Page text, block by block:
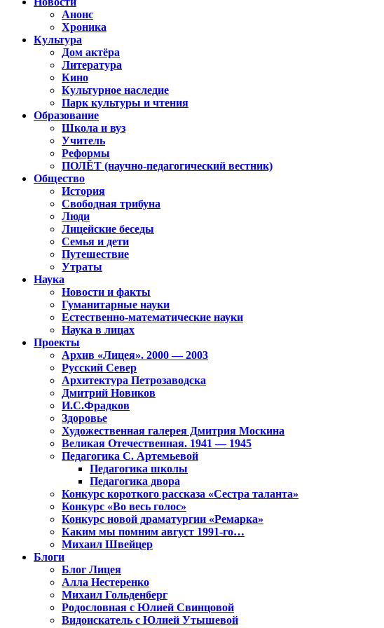
Анонс
Хроника
Культура
Дом актёра
Литература
Кино
Культурное наследие
Парк культуры и чтения
Образование
Школа и вуз
Учитель
Реформы
ПОЛЁТ (научно-педагогический вестник)
Общество
История
Свободная трибуна
Люди
Лицейские беседы
Семья и дети
Путешествие
Утраты
Наука
Новости и факты
Гуманитарные науки
Естественно-математические науки
Наука в лицах
Проекты
Архив «Лицея». 2000 — 2003
Русский Север
Архитектура Петрозаводска
Дмитрий Новиков
И.С.Фрадков
Здоровье
Художественная галерея Дмитрия Москина
Великая Отечественная. 1941 — 1945
Педагогика С. Артемьевой
Педагогика школы
Педагогика двора
Конкурс короткого рассказа «Сестра таланта»
Конкурс «Во весь голос»
Конкурс новой драматургии «Ремарка»
Каким мы помним август 1991-го…
Михаил Швейцер
Блоги
Блог Лицея
Алла Нестеренко
Михаил Гольденберг
Родословная с Юлией Свинцовой
Видоискатель с Юлией Утышевой